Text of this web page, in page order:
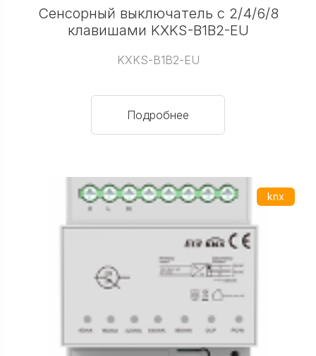
Сенсорный выключатель с 2/4/6/8
клавишами KXKS-B1B2-EU
KXKS-B1B2-EU
Подробнее
knx